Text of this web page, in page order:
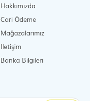
Hakkımızda
Cari Ödeme
Mağazalarımız
İletişim
Banka Bilgileri